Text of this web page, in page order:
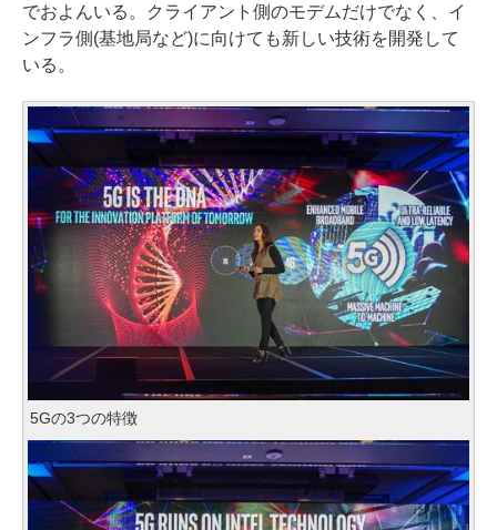
でおよんいる。クライアント側のモデムだけでなく、イ
ンフラ側(基地局など)に向けても新しい技術を開発して
いる。
5Gの3つの特徴